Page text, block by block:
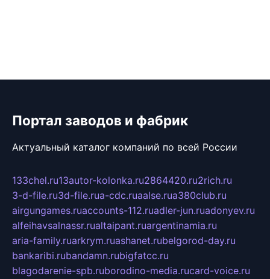
Портал заводов и фабрик
Актуальный каталог компаний по всей России
133chel.ru13autor-kolonka.ru2864420.ru2rich.ru
3-d-file.ru3d-file.rua-cdc.ruaalse.rua380club.ru
airgungames.ruaccounts-112.ruadler-jun.ruadonyev.ru
alfeihavsalnassr.rualtaipant.ruargentinamia.ru
aria-family.ruarkrym.ruashanet.rubelgorod-day.ru
bankaribi.rubandamn.rubigfatcc.ru
blagodarenie-spb.ruborodino-media.rucard-voice.ru